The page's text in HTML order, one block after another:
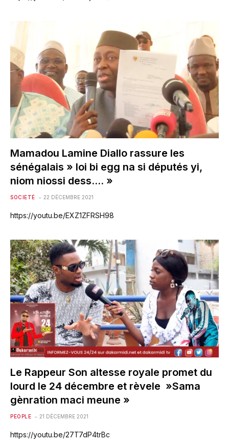
Mamadou Lamine Diallo rassure les
sénégalais » loi bi egg na si députés yi,
niom niossi dess…. »
SOCIETÉ 22 DÉCEMBRE 2021
https://youtu.be/EXZ1ZFRSH98
Le Rappeur Son altesse royale promet du
lourd le 24 décembre et rèvele »Sama
gènration maci meune »
PEOPLE 21 DÉCEMBRE 2021
https://youtu.be/27T7dP4trBc